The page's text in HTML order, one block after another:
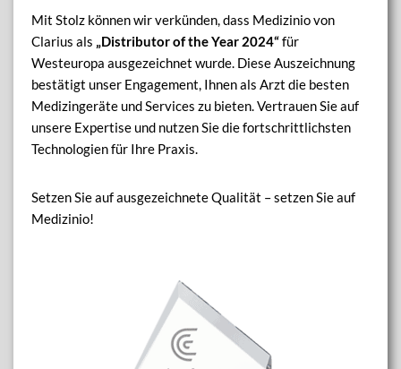
Mit Stolz können wir verkünden, dass Medizinio von
Clarius als „Distributor of the Year 2024“für
Westeuropa ausgezeichnet wurde. Diese Auszeichnung
bestätigt unser Engagement, Ihnen als Arzt die besten
Medizingeräte und Services zu bieten. Vertrauen Sie auf
unsere Expertise und nutzen Sie die fortschrittlichsten
Technologien für Ihre Praxis.
Setzen Sie auf ausgezeichnete Qualität – setzen Sie auf
Medizinio!